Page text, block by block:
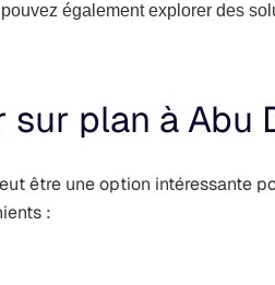
également explorer des
plan à Abu
être une option intéressante
: